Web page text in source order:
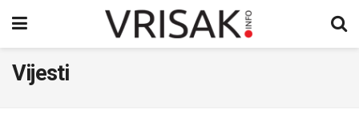
Vijesti